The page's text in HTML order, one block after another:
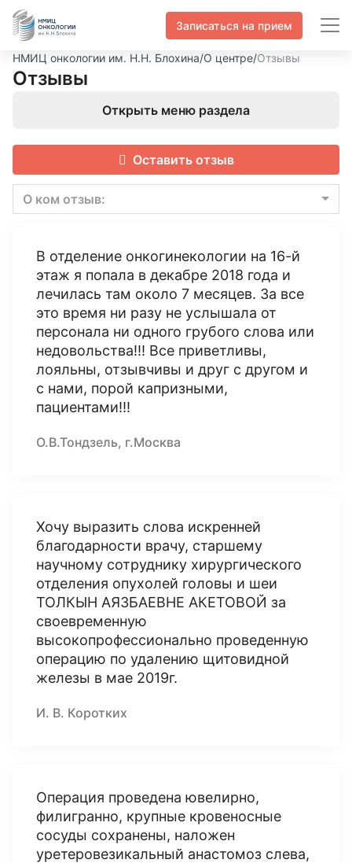
Записаться на прием
НМИЦ онкологии им. Н.Н. Блохина/О центре/Отзывы
Отзывы
Открыть меню раздела
Оставить отзыв
О ком отзыв:
В отделение онкогинекологии на 16-й
этаж я попала в декабре 2018 года и
лечилась там около 7 месяцев. За все
это время ни разу не услышала от
персонала ни одного грубого слова или
недовольства!!! Все приветливы,
лояльны, отзывчивы и друг с другом и
с нами, порой капризными,
пациентами!!!
О.В.Тондзель, г.Москва
Хочу выразить слова искренней
благодарности врачу, старшему
научному сотруднику хирургического
отделения опухолей головы и шеи
ТОЛКЫН АЯЗБАЕВНЕ АКЕТОВОЙ за
своевременную
высокопрофессионально проведенную
операцию по удалению щитовидной
железы в мае 2019г.
И. В. Коротких
Операция проведена ювелирно,
филигранно, крупные кровеносные
сосуды сохранены, наложен
уретеровезикальный анастомоз слева,